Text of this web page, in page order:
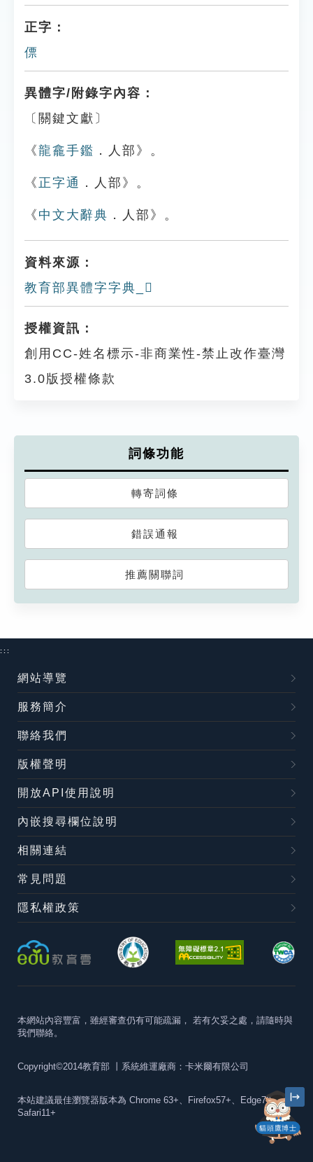
正字：
僄
異體字/附錄字內容：
〔關鍵文獻〕
《龍龕手鑑 ．人部》。
《 正字通 ．人部》。
《 中文大辭典 ．人部》。
資料來源：
教育部異體字字典_𠎼
授權資訊：
創用CC-姓名標示-非商業性-禁止改作臺灣
3.0版授權條款
詞條功能
轉寄詞條
錯誤通報
推薦關聯詞
貓頭鷹博士
:::
網站導覽
服務簡介
聯絡我們
版權聲明
開放API使用說明
內嵌搜尋欄位說明
相關連結
常見問題
隱私權政策
本網站內容豐富，雖經審查仍有可能疏漏， 若有欠妥之處，請隨時與
我們聯絡。
Copyright©2014教育部 丨系統維運廠商：卡米爾有限公司
本站建議最佳瀏覽器版本為 Chrome 63+、Firefox57+、Edge79+及
Safari11+